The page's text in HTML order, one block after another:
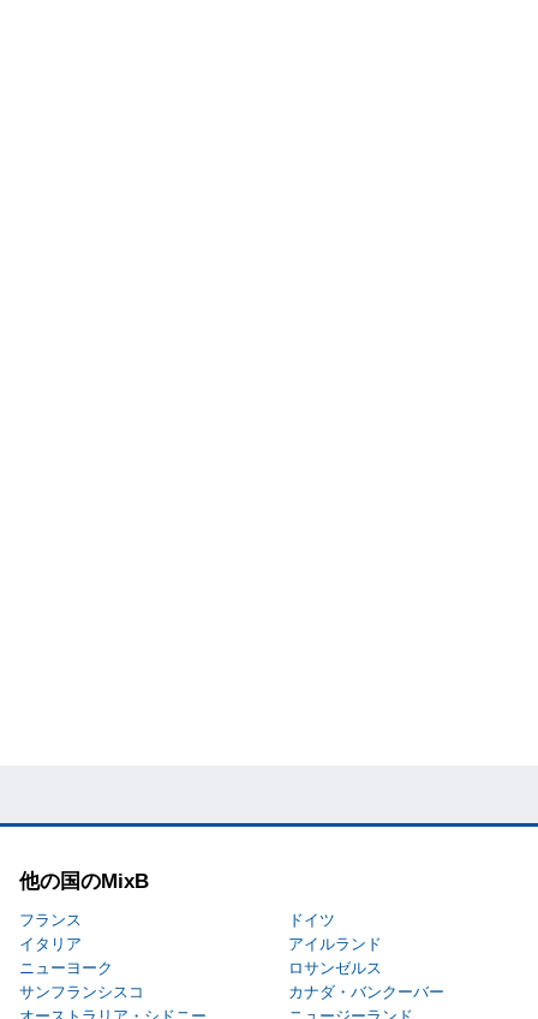
他の国のMixB
フランス
ドイツ
イタリア
アイルランド
ニューヨーク
ロサンゼルス
サンフランシスコ
カナダ・バンクーバー